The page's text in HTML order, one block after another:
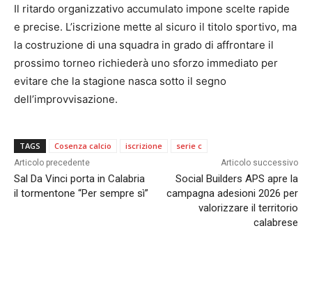
Il ritardo organizzativo accumulato impone scelte rapide
e precise. L’iscrizione mette al sicuro il titolo sportivo, ma
la costruzione di una squadra in grado di affrontare il
prossimo torneo richiederà uno sforzo immediato per
evitare che la stagione nasca sotto il segno
dell’improvvisazione.
TAGS Cosenza calcio iscrizione serie c
Articolo precedente
Sal Da Vinci porta in Calabria
il tormentone “Per sempre sì”
Articolo successivo
Social Builders APS apre la
campagna adesioni 2026 per
valorizzare il territorio
calabrese